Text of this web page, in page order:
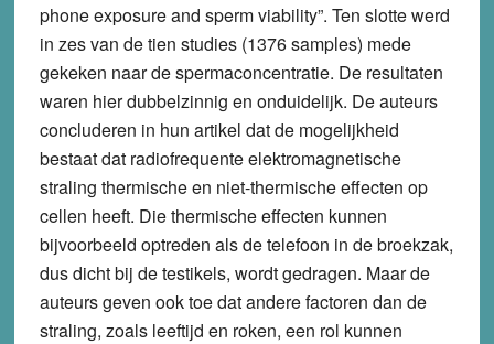
phone exposure and sperm viability”. Ten slotte werd
in zes van de tien studies (1376 samples) mede
gekeken naar de spermaconcentratie. De resultaten
waren hier dubbelzinnig en onduidelijk. De auteurs
concluderen in hun artikel dat de mogelijkheid
bestaat dat radiofrequente elektromagnetische
straling thermische en niet-thermische effecten op
cellen heeft. Die thermische effecten kunnen
bijvoorbeeld optreden als de telefoon in de broekzak,
dus dicht bij de testikels, wordt gedragen. Maar de
auteurs geven ook toe dat andere factoren dan de
straling, zoals leeftijd en roken, een rol kunnen